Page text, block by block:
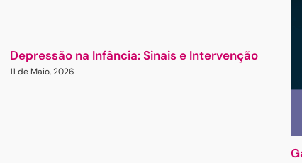
Depressão na Infância: Sinais e Intervenção
11 de Maio, 2026